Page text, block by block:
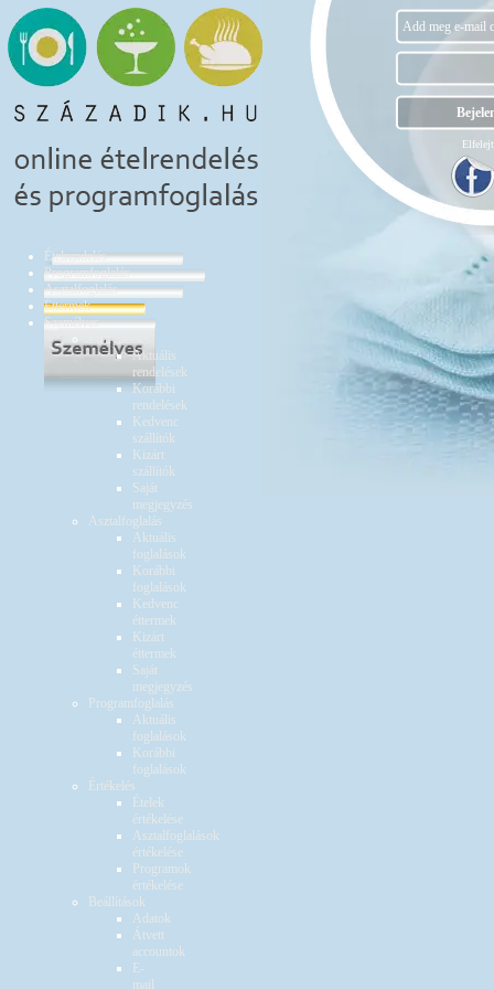
Ételrendelés
Programfoglalás
Asztalfoglalás
Éttermek
Személyes
Ételrendelés
Aktuális
rendelések
Korábbi
rendelések
Kedvenc
szállítók
Kizárt
szállítók
Saját
megjegyzés
Asztalfoglalás
Aktuális
foglalások
Korábbi
foglalások
Kedvenc
éttermek
Kizárt
éttermek
Saját
megjegyzés
Programfoglalás
Aktuális
foglalások
Korábbi
foglalások
Értékelés
Ételek
értékelése
Asztalfoglalások
értékelése
Programok
értékelése
Beállítások
Adatok
Átvett
accountok
E-
mail